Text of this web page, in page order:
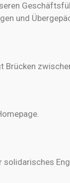
und
Brücken